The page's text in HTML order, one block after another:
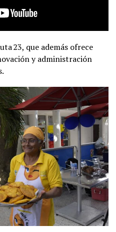
23, que además ofrece
y administración